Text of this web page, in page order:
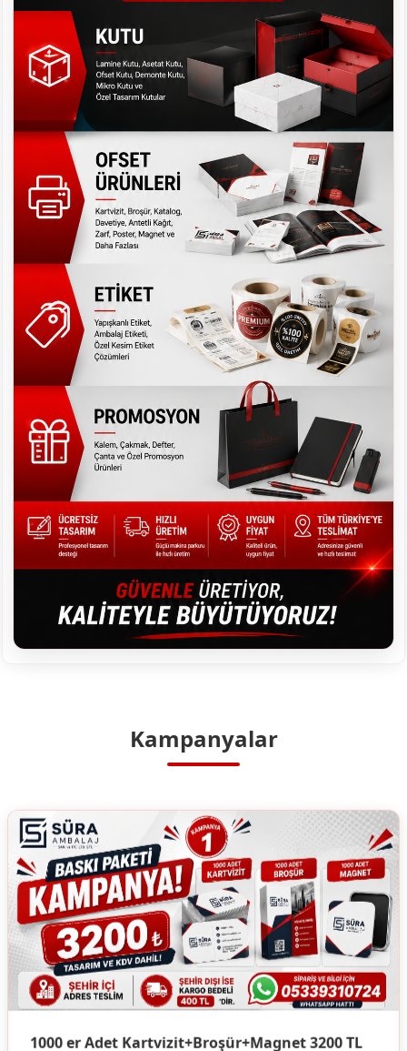
Kampanyalar
1000 er Adet Kartvizit+Broşür+Magnet 3200 TL